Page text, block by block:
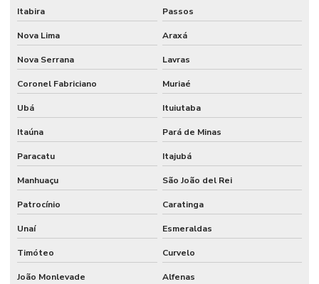
Itabira Passos
Nova Lima Araxá
Nova Serrana Lavras
Coronel Fabriciano Muriaé
Ubá Ituiutaba
Itaúna Pará de Minas
Paracatu Itajubá
Manhuaçu São João del Rei
Patrocínio Caratinga
Unaí Esmeraldas
Timóteo Curvelo
João Monlevade Alfenas